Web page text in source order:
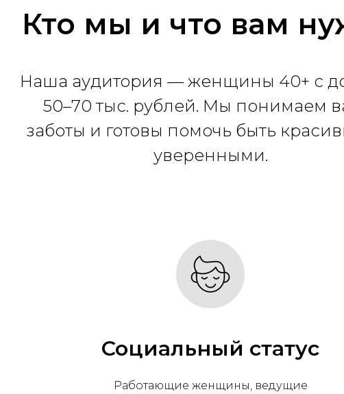
Кто мы и что вам
Наша аудитория — женщины 40+ с
50–70 тыс. рублей. Мы понимаем
заботы и готовы помочь быть
уверенными.
Социальный статус
Работающие женщины, ведущие